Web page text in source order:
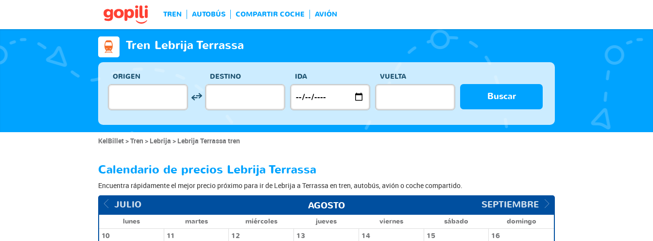
TREN AUTOBÚS COMPARTIR COCHE AVIÓN
Tren Lebrija Terrassa
ORIGEN DESTINO IDA VUELTA
Buscar
KelBillet Tren Lebrija Lebrija Terrassa tren
Calendario de precios Lebrija Terrassa
Encuentra rápidamente el mejor precio próximo para ir de Lebrija a Terrassa en tren, autobús, avión o coche compartido.
JULIO SEPTIEMBRE
AGOSTO
lunes martes miércoles jueves viernes sábado
domingo
10
11 12 13 14 15 16